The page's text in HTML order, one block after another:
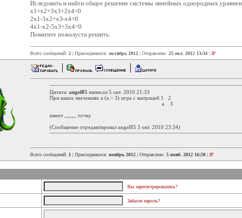
Иследовать и найти общее решение системы линейных однородных
х1+х2+3х3+2х4=0
2х1-3х2+х3-х4=0
4х1-х2-5х3+3х4=0
Помагите пожалуста решить.
Всего сообщений: 2 | Присоединился: октябрь 2012 | Отправлено: 25 окт. 2012 13:34 | IP
Цитата: angel85 написал 5 окт. 2010 21:33
При каких значениях а (а > 3) игра с матрицей 1 2
а 3
имеет ,,,,,,,, точку
(Сообщение отредактировал angel85 5 окт. 2010 23:34)
Всего сообщений: 1 | Присоединился: ноябрь 2012 | Отправлено: 5 нояб. 2012 16:50 | IP
Вы зарегистрировались?
Забыли пароль?